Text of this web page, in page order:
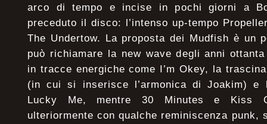
arco di tempo e incise in pochi giorni a
preceduto il disco: l’intenso up-tempo
The Undertow. La proposta dei Mudfish è un
può richiamare la new wave degli anni
in tracce energiche come I’m Okey, la
(in cui si inserisce l’armonica di Joakim) e
Lucky Me, mentre 30 Minutes e Kiss
ulteriormente con qualche reminiscenza punk,